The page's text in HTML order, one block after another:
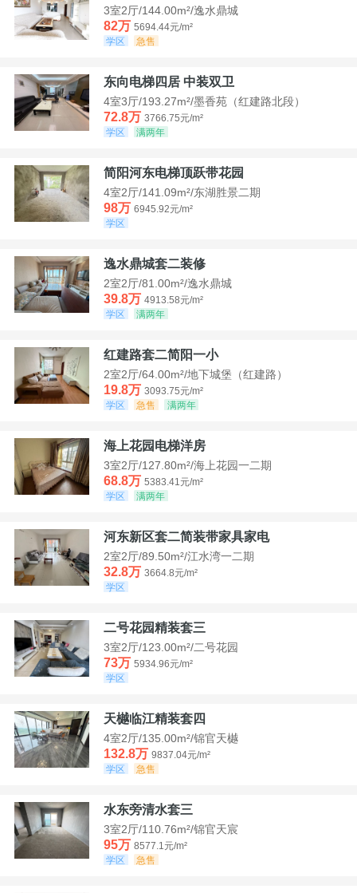
3室2厅/144.00m²/逸水鼎城
82万 5694.44元/m²
学区
急售
东向电梯四居 中装双卫
4室3厅/193.27m²/墨香苑（红建路北段）
72.8万 3766.75元/m²
学区
满两年
简阳河东电梯顶跃带花园
4室2厅/141.09m²/东湖胜景二期
98万 6945.92元/m²
学区
逸水鼎城套二装修
2室2厅/81.00m²/逸水鼎城
39.8万 4913.58元/m²
学区
满两年
红建路套二简阳一小
2室2厅/64.00m²/地下城堡（红建路）
19.8万 3093.75元/m²
学区
急售 满两年
海上花园电梯洋房
3室2厅/127.80m²/海上花园一二期
68.8万 5383.41元/m²
学区
满两年
河东新区套二简装带家具家电
2室2厅/89.50m²/江水湾一二期
32.8万 3664.8元/m²
学区
二号花园精装套三
3室2厅/123.00m²/二号花园
73万 5934.96元/m²
学区
天樾临江精装套四
4室2厅/135.00m²/锦官天樾
132.8万 9837.04元/m²
学区
急售
水东旁清水套三
3室2厅/110.76m²/锦官天宸
95万 8577.1元/m²
学区
急售